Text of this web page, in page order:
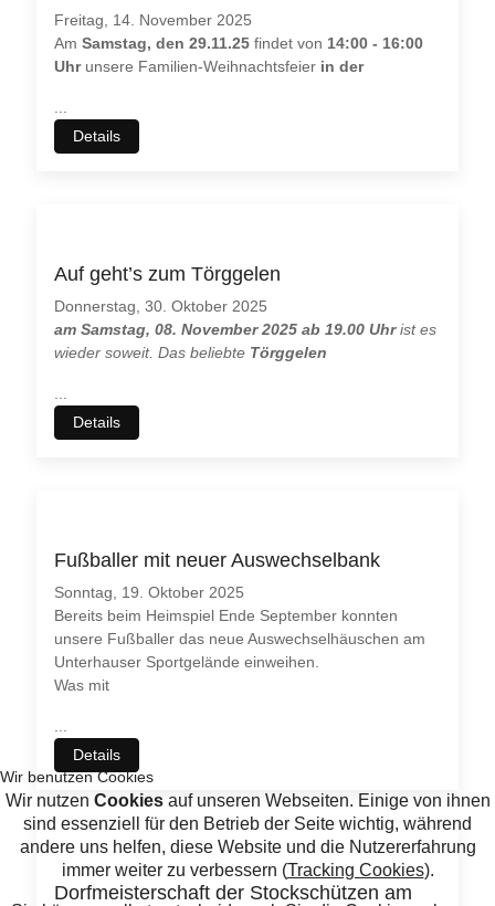
Freitag, 14. November 2025
AmSamstag, den 29.11.25 findet von 14:00 - 16:00
Uhrunsere Familien-Weihnachtsfeier in der
Details
Auf geht’s zum Törggelen
Donnerstag, 30. Oktober 2025
am Samstag, 08. November 2025 ab 19.00 Uhrist es
wieder soweit. Das beliebte Törggelen
Details
Fußballer mit neuer Auswechselbank
Sonntag, 19. Oktober 2025
Bereits beim Heimspiel Ende September konnten
unsere Fußballer das neue Auswechselhäuschen am
Unterhauser Sportgelände einweihen.
Was mit
Details
Dorfmeisterschaft der Stockschützen am